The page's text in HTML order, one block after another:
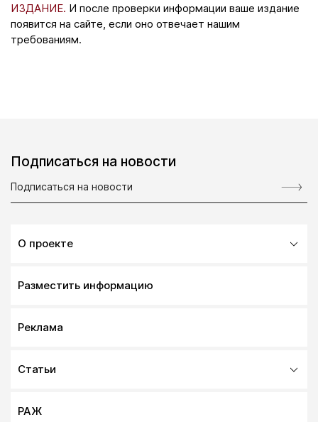
ИЗДАНИЕ. И после проверки информации ваше издание
появится на сайте, если оно отвечает нашим
требованиям.
Подписаться на новости
О проекте
Разместить информацию
Реклама
Статьи
РАЖ